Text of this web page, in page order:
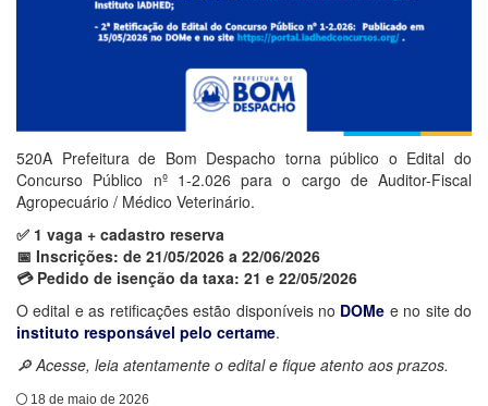
520A Prefeitura de Bom Despacho torna público o Edital do
Concurso Público nº 1-2.026 para o cargo de Auditor-Fiscal
Agropecuário / Médico Veterinário.
✅ 1 vaga + cadastro reserva
📅 Inscrições: de 21/05/2026 a 22/06/2026
💳 Pedido de isenção da taxa: 21 e 22/05/2026
O edital e as retificações estão disponíveis no DOMe e no site do
instituto responsável pelo certame.
🔎 Acesse, leia atentamente o edital e fique atento aos prazos.
18 de maio de 2026